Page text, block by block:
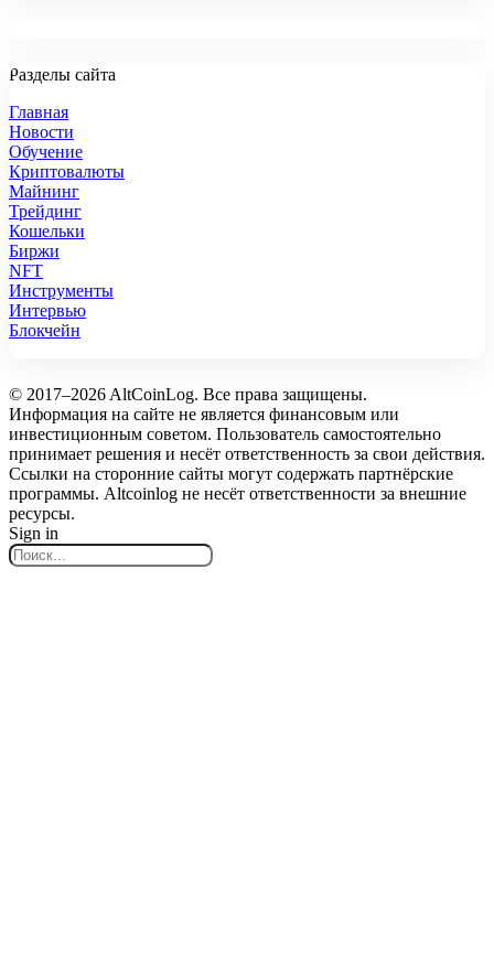
Разделы сайта
Главная
Новости
Обучение
Криптовалюты
Майнинг
Трейдинг
Кошельки
Биржи
NFT
Инструменты
Интервью
Блокчейн
© 2017–2026 AltCoinLog. Все права защищены.
Информация на сайте не является финансовым или
инвестиционным советом. Пользователь самостоятельно
принимает решения и несёт ответственность за свои действия.
Ссылки на сторонние сайты могут содержать партнёрские
программы. Altcoinlog не несёт ответственности за внешние
ресурсы.
Sign in